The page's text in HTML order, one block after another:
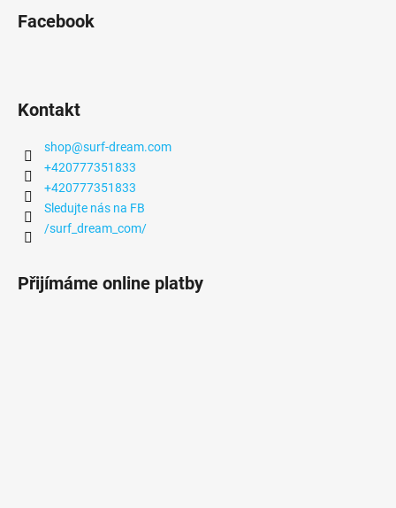
Facebook
Kontakt
shop@surf-dream.com
+420777351833
+420777351833
Sledujte nás na FB
/surf_dream_com/
Přijímáme online platby